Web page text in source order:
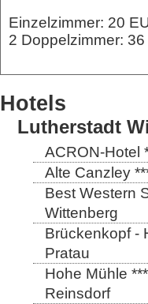
Einzelzimmer: 20
2 Doppelzimmer:
Hotels
Lutherstadt
ACRON-Hotel
Alte Canzley
Best Western
Wittenberg
Brückenkopf -
Pratau
Hohe Mühle
Reinsdorf